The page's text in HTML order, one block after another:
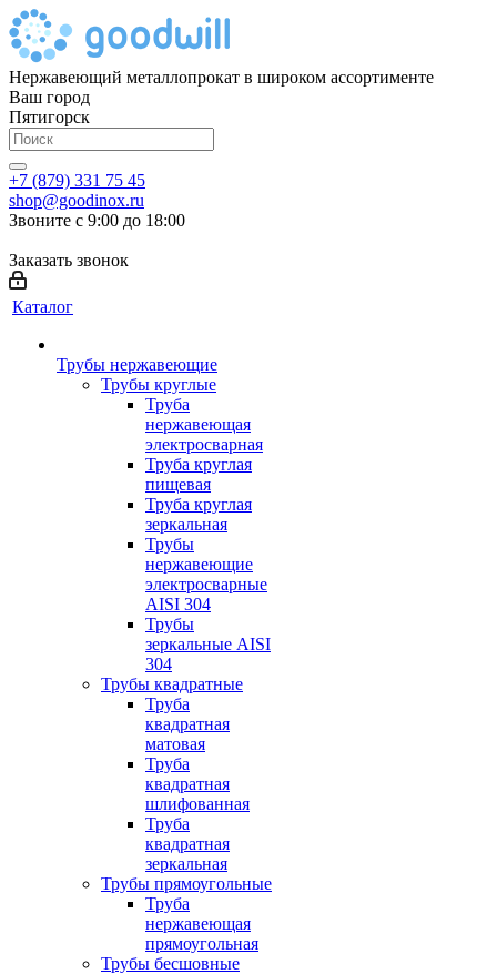
Нержавеющий металлопрокат в широком ассортименте
Ваш город
Пятигорск
+7 (879) 331 75 45
shop@goodinox.ru
Звоните с 9:00 до 18:00
Заказать звонок
Каталог
Трубы нержавеющие
Трубы круглые
Труба
нержавеющая
электросварная
Труба круглая
пищевая
Труба круглая
зеркальная
Трубы
нержавеющие
электросварные
AISI 304
Трубы
зеркальные AISI
304
Трубы квадратные
Труба
квадратная
матовая
Труба
квадратная
шлифованная
Труба
квадратная
зеркальная
Трубы прямоугольные
Труба
нержавеющая
прямоугольная
Трубы бесшовные